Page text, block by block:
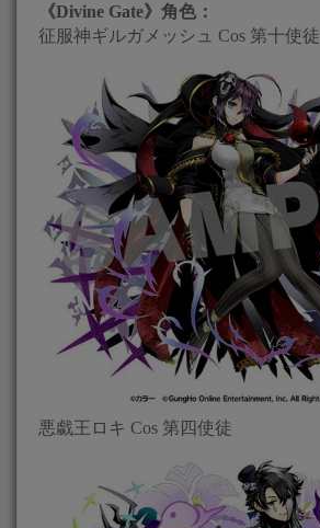
《Divine Gate》角色：
征服神ギルガメッシュ Cos 第十使徒
悪戱王ロキ Cos 第四使徒